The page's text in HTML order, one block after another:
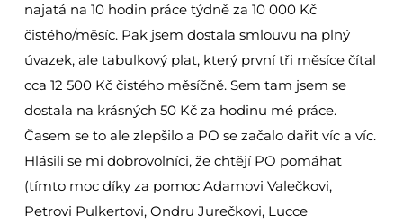
najatá na 10 hodin práce týdně za 10 000 Kč
čistého/měsíc. Pak jsem dostala smlouvu na plný
úvazek, ale tabulkový plat, který první tři měsíce čítal
cca 12 500 Kč čistého měsíčně. Sem tam jsem se
dostala na krásných 50 Kč za hodinu mé práce.
Časem se to ale zlepšilo a PO se začalo dařit víc a víc.
Hlásili se mi dobrovolníci, že chtějí PO pomáhat
(tímto moc díky za pomoc Adamovi Valečkovi,
Petrovi Pulkertovi, Ondru Jurečkovi, Lucce